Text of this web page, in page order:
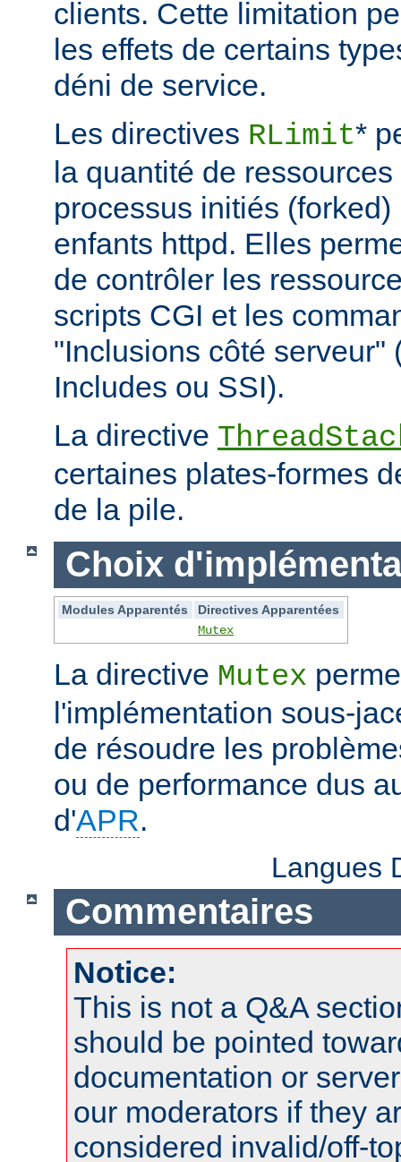
clients. Cette limitation
les effets de certains
déni de service.
Les directives RLimit*
la quantité de
processus initiés
enfants httpd. Elles
de contrôler les
scripts CGI et les
"Inclusions côté serveur"
Includes ou SSI).
La directive
certaines plates-formes
de la pile.
Choix
Modules Apparentés
Directives Apparentées
Mutex
La directive Mutex
l'implémentation sous-
de résoudre les
ou de performance dus
d'APR.
Langues
Commentaires
Notice:
This is not a Q&A
should be pointed
documentation or
our moderators if they
considered invalid/off-